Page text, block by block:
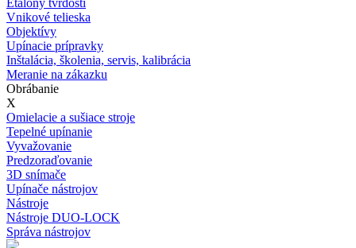
Vnikové telieska
Objektívy
Upínacie prípravky
Inštalácia, školenia, servis, kalibrácia
Meranie na zákazku
Obrábanie
X
Omielacie a sušiace stroje
Tepelné upínanie
Vyvažovanie
Predzoraďovanie
3D snímače
Upínače nástrojov
Nástroje
Nástroje DUO-LOCK
Správa nástrojov